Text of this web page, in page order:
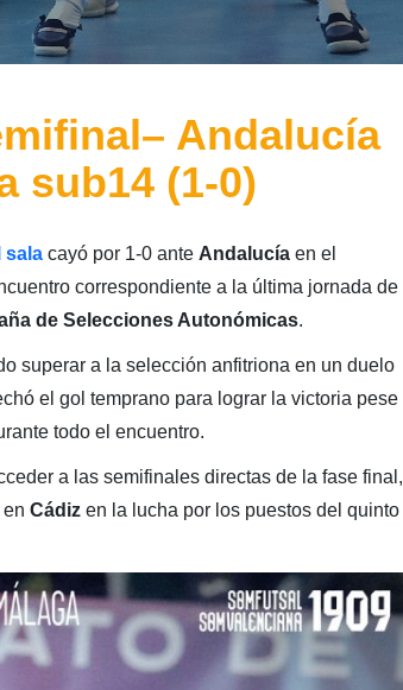
Andalucía
sub14 (1-0)
salacayó por 1-0 ante Andalucíaen el
correspondiente a la última jornada de
de Selecciones Autonómicas.
superar a la selección anfitriona en un duelo
el gol temprano para lograr la victoria pese
todo el encuentro.
a las semifinales directas de la fase final,
Cádizen la lucha por los puestos del quinto